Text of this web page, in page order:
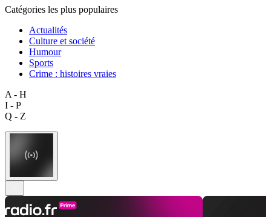
Catégories les plus populaires
Actualités
Culture et société
Humour
Sports
Crime : histoires vraies
A - H
I - P
Q - Z